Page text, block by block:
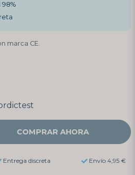
98%
marca CE.
COMPRAR AHORA
Entrega discreta Envío 4,95 €